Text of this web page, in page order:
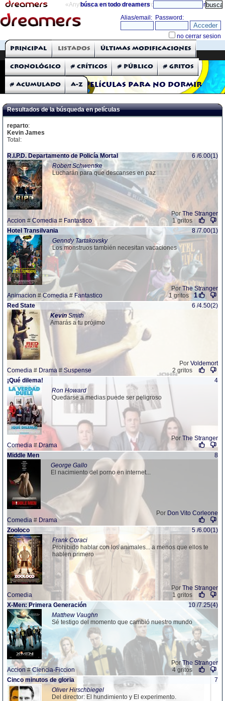
«Anything can happen and it probably will» directorio
búsca en todo dreamers
THE DREAMERS
Críticas: Películas
Películas para no dormir
Principal Listados Últimas modificaciones
Cronológico # Críticos # Público # Gritos
# Acumulado A-Z
Resultados de la búsqueda en películas
reparto:
Kevin James
Total:
R.I.P.D. Departamento de Policía Mortal
6 /6.00(1)
Robert Schwentke
Lucharán para que descanses en paz
Por The Stranger
Accion # Comedia # Fantastico
1 gritos
Hotel Transilvania
8 /7.00(1)
Genndy Tartakovsky
Los monstruos también necesitan vacaciones
PorThe Stranger
Animacion #Comedia # Fantastico 1
1 gritos
Red State
6 /4.50(2)
KevinSmith
Amarás a tu prójimo
Por Voldemort
Comedia # Drama#Suspense
2 gritos
¡Qué dilema!
4
Ron Howard
Quedarse a medias puede ser peligroso
Por The Stranger
Comedia #Drama
Middle Men
8
George Gallo
El nacimiento del porno en internet...
Por Don Vito Corleone
Comedia # Drama
Zooloco
5 /6.00(1)
Frank Coraci
Prohibido hablar con los animales... a menos que ellos te
hablen primero
Por The Stranger
Comedia
1 gritos
X-Men: Primera Generación
10 /7.25(4)
Matthew Vaughn
Sé testigo del momento que cambió nuestro mundo
PorThe Stranger
Accion #Ciencia-Ficcion
4 gritos
Cinco minutos de gloria
7
Oliver Hirschbiegel
Del director: El hundimiento y El experimento.